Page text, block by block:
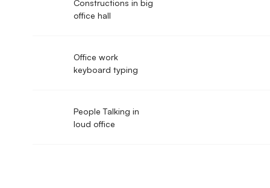
Constructions in big
office hall
Office work
keyboard typing
People Talking in
loud office